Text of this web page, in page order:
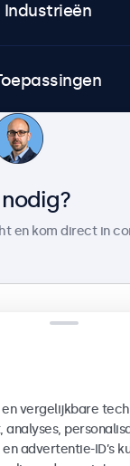
Industrieën
5 door 5000+ bedrijven
en kom direct in
vergelijkbare
advertentie-ID’s